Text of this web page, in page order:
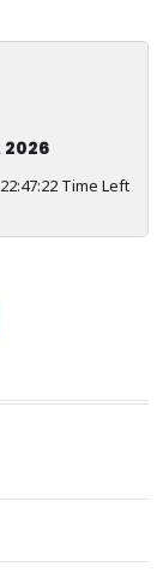
2026
22:47:22 Time Left